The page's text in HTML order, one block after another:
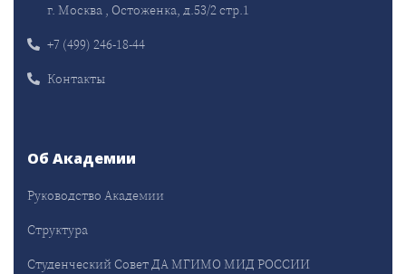
г. Москва , Остоженка, д.53/2 стр.1
+7 (499) 246-18-44
Контакты
Об Академии
Руководство Академии
Структура
Студенческий Совет ДА МГИМО МИД РОССИИ